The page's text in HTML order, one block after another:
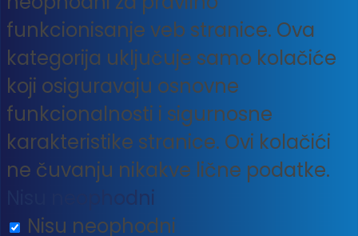
funkcionisanje veb stranice. Ova
kategorija uključuje samo kolačiće
koji osiguravaju osnovne
funkcionalnosti i sigurnosne
karakteristike stranice. Ovi kolačići
ne čuvanju nikakve lične podatke.
Nisu neophodni
Nisu neophodni